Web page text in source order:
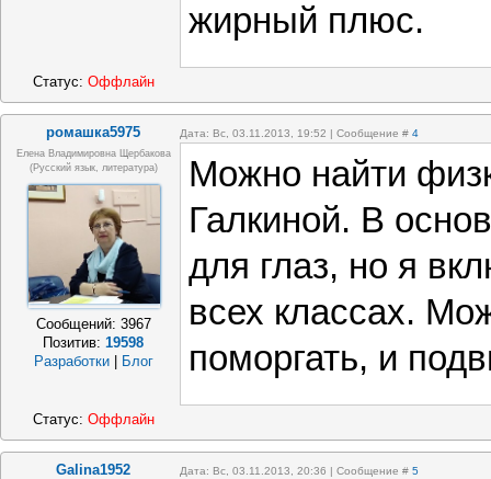
жирный плюс.
Статус: Оффлайн
ромашка5975 Дата: Вс, 03.11.2013, 19:52 | Сообщение # 4
Елена Владимировна Щербакова
(русский язык, литература)
Сообщений: 3967
Позитив:19598
Разработки
Блог
Можно найти
Галкиной. В
для глаз, но я
всех классах.
поморгать, и
Статус: Оффлайн
Galina1952 Дата: Вс, 03.11.2013, 20:36 | Сообщение # 5